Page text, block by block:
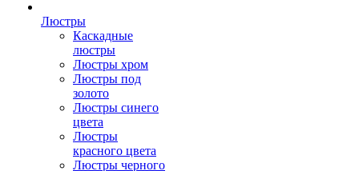
Люстры
Каскадные
люстры
Люстры хром
Люстры под
золото
Люстры синего
цвета
Люстры
красного цвета
Люстры черного